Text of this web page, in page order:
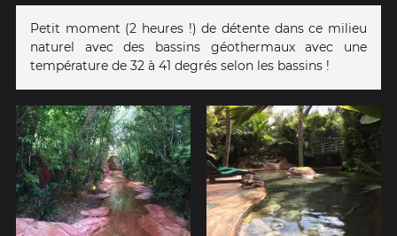
Petit moment (2 heures !) de détente dans ce milieu
naturel avec des bassins géothermaux avec une
température de 32 à 41 degrés selon les bassins !